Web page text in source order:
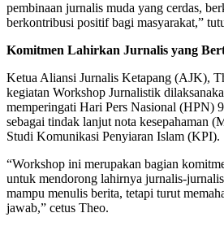
pembinaan jurnalis muda yang cerdas,
berkontribusi positif bagi masyarakat,”
Komitmen Lahirkan Jurnalis yang
Ketua Aliansi Jurnalis Ketapang (AJK),
kegiatan Workshop Jurnalistik
memperingati Hari Pers Nasional (HPN)
sebagai tindak lanjut nota kesepahaman
Studi Komunikasi Penyiaran Islam (KPI).
“Workshop ini merupakan bagian
untuk mendorong lahirnya jurnalis-
mampu menulis berita, tetapi turut
jawab,” cetus Theo.